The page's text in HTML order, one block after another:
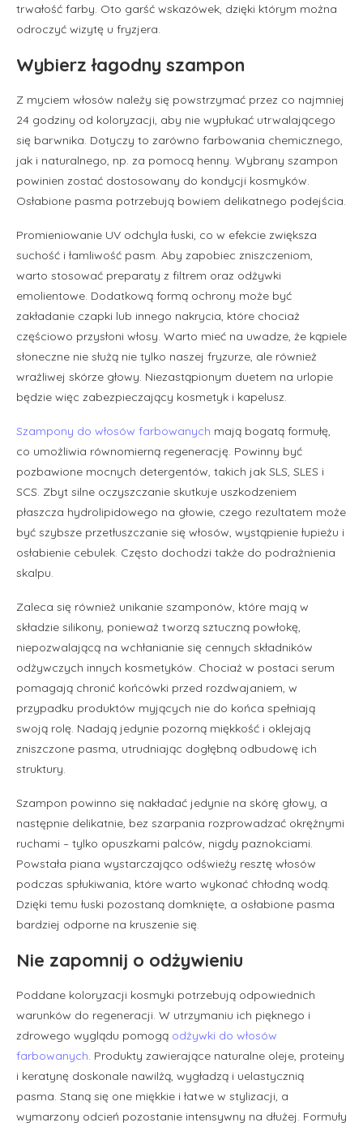
trwałość farby. Oto garść wskazówek, dzięki którym można
odroczyć wizytę u fryzjera.
Wybierz łagodny szampon
Z myciem włosów należy się powstrzymać przez co najmniej
24 godziny od koloryzacji, aby nie wypłukać utrwalającego
się barwnika. Dotyczy to zarówno farbowania chemicznego,
jak i naturalnego, np. za pomocą henny. Wybrany szampon
powinien zostać dostosowany do kondycji kosmyków.
Osłabione pasma potrzebują bowiem delikatnego podejścia.
Promieniowanie UV odchyla łuski, co w efekcie zwiększa
suchość i łamliwość pasm. Aby zapobiec zniszczeniom,
warto stosować preparaty z filtrem oraz odżywki
emolientowe. Dodatkową formą ochrony może być
zakładanie czapki lub innego nakrycia, które chociaż
częściowo przysłoni włosy. Warto mieć na uwadze, że kąpiele
słoneczne nie służą nie tylko naszej fryzurze, ale również
wrażliwej skórze głowy. Niezastąpionym duetem na urlopie
będzie więc zabezpieczający kosmetyk i kapelusz.
Szampony do włosów farbowanych mają bogatą formułę,
co umożliwia równomierną regenerację. Powinny być
pozbawione mocnych detergentów, takich jak SLS, SLES i
SCS. Zbyt silne oczyszczanie skutkuje uszkodzeniem
płaszcza hydrolipidowego na głowie, czego rezultatem może
być szybsze przetłuszczanie się włosów, wystąpienie łupieżu i
osłabienie cebulek. Często dochodzi także do podrażnienia
skalpu.
Zaleca się również unikanie szamponów, które mają w
składzie silikony, ponieważ tworzą sztuczną powłokę,
niepozwalającą na wchłanianie się cennych składników
odżywczych innych kosmetyków. Chociaż w postaci serum
pomagają chronić końcówki przed rozdwajaniem, w
przypadku produktów myjących nie do końca spełniają
swoją rolę. Nadają jedynie pozorną miękkość i oklejają
zniszczone pasma, utrudniając dogłębną odbudowę ich
struktury.
Szampon powinno się nakładać jedynie na skórę głowy, a
następnie delikatnie, bez szarpania rozprowadzać okrężnymi
ruchami – tylko opuszkami palców, nigdy paznokciami.
Powstała piana wystarczająco odświeży resztę włosów
podczas spłukiwania, które warto wykonać chłodną wodą.
Dzięki temu łuski pozostaną domknięte, a osłabione pasma
bardziej odporne na kruszenie się.
Nie zapomnij o odżywieniu
Poddane koloryzacji kosmyki potrzebują odpowiednich
warunków do regeneracji. W utrzymaniu ich pięknego i
zdrowego wyglądu pomogą odżywki do włosów
farbowanych. Produkty zawierające naturalne oleje, proteiny
i keratynę doskonale nawilżą, wygładzą i uelastycznią
pasma. Staną się one miękkie i łatwe w stylizacji, a
wymarzony odcień pozostanie intensywny na dłużej. Formuły